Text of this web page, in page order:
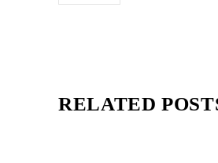
RELATED